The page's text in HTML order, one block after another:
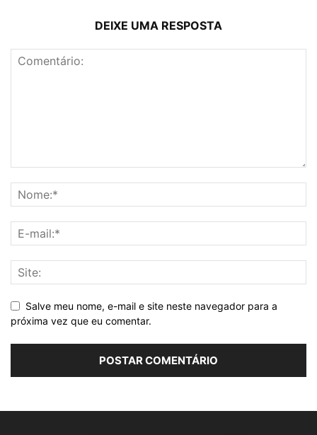
DEIXE UMA RESPOSTA
Salve meu nome, e-mail e site neste navegador para a
próxima vez que eu comentar.